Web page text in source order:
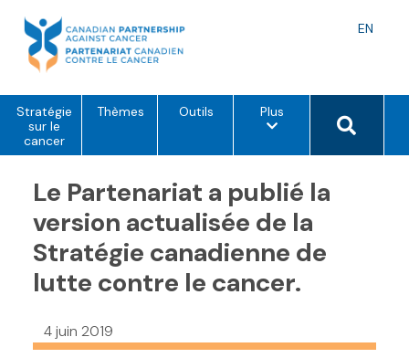
content
EN
Stratégie
sur le
cancer
Thèmes Outils Pluso
i
n
s
e
e
u
Search
Le Partenariat a publié la
version actualisée de la
Stratégie canadienne de
lutte contre le cancer.
4 juin 2019